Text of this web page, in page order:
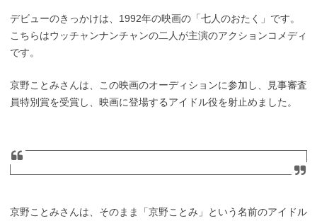
デビューのきっかけは、1992年の映画の「七人のおたく」です。
こちらはウッチャンナンチャンの二人が主演のアクションコメディ
です。
京野ことみさんは、この映画のオーディションに参加し、見事審査
員特別賞を受賞し、映画に登場するアイドル役を射止めました。
京野ことみさんは、そのまま「京野ことみ」という名前のアイドル